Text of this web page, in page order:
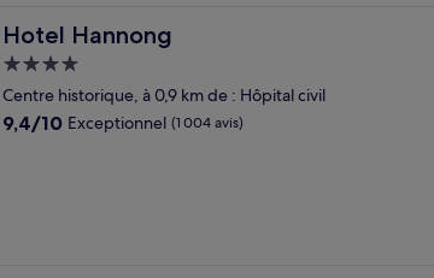
Hotel Hannong
Hotel Hannong
Hébergement
4.0 étoiles
Centre historique, à 0,9 km de : Hôpital civil
9.4
9,4/10 Exceptionnel (1 004 avis)